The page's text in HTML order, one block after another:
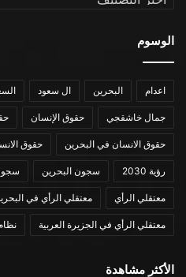
الوسوم
اعدام البحرين ال سعود
جمال خاشقجي حقوق الإنسان
حقوق الانسان في البحرين حقوق
رؤية 2030 سجون البحرين
معتقلي الرأي معتقلي الرأي في
معتقلي الرأي في الجزيرة العربية
الأكثر مشاهدة